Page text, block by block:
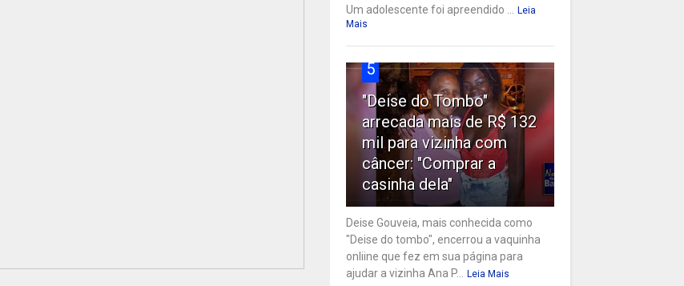
Um adolescente foi apreendido ...
Leia
Mais
5
"Deise do Tombo"
arrecada mais de R$ 132
mil para vizinha com
câncer: "Comprar a
casinha dela"
Deise Gouveia, mais conhecida como
"Deise do tombo", encerrou a vaquinha
onliine que fez em sua página para
ajudar a vizinha Ana P...
Leia Mais